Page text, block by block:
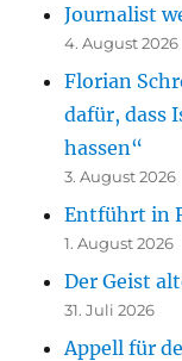
Journalist
4. August 2026
Florian
dafür, dass
hassen“
3. August 2026
Entführt in
1. August 2026
Der Geist
31. Juli 2026
Appell für